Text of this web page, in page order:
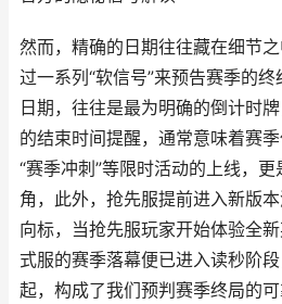
然而，精确的日期往往藏在细节
过一系列“软信号”来预告赛季的
日期，往往是最为明确的倒计时
的结束时间提醒，通常意味着赛
“赛季冲刺”等限时活动的上线，
角，此外，抢先服提前进入新版
向标，当抢先服玩家开始体验全
式服的赛季落幕便已进入读秒阶
起，构成了我们预判赛季终局的可